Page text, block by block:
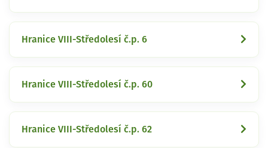
Hranice VIII-Středolesí č.p. 6
Hranice VIII-Středolesí č.p. 60
Hranice VIII-Středolesí č.p. 62